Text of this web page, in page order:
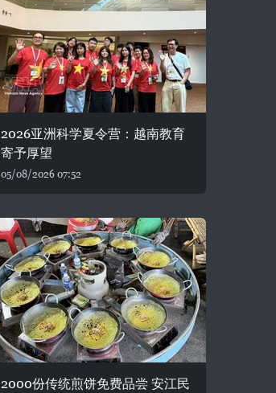
2026亚洲科学夏令营：越南教育
寄予厚望
05/08/2026 07:52
2000份传统煎饼免费品尝 安江民